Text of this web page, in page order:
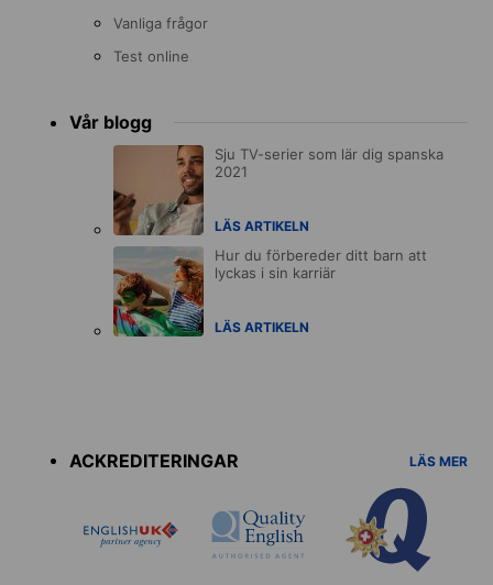
Vanliga frågor
Test online
Vår blogg
Sju TV-serier som lär dig spanska
2021
LÄS ARTIKELN
Hur du förbereder ditt barn att
lyckas i sin karriär
LÄS ARTIKELN
ACKREDITERINGAR
LÄS MER